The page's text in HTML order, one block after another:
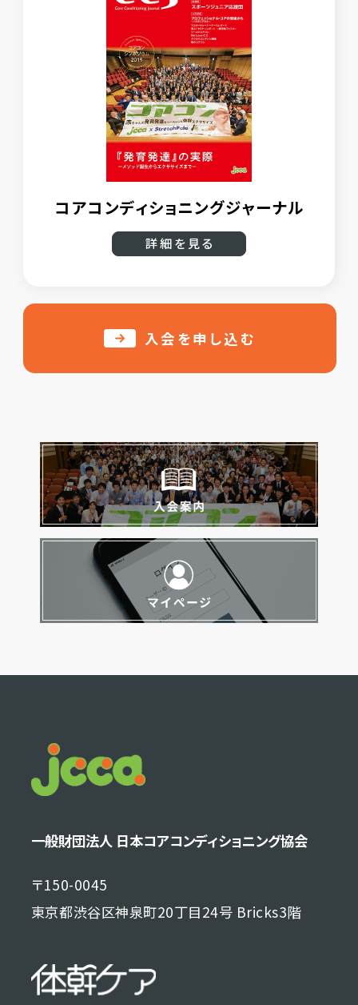
コアコンディショニングジャーナル
詳細を見る
入会を申し込む
一般財団法人 日本コアコンディショニング協会
〒150-0045
東京都渋谷区神泉町20丁目24号 Bricks3階